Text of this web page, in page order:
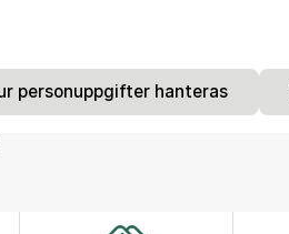
personuppgifter hanteras